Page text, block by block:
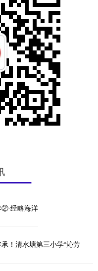
②·经略海洋
！清水塘第三小学“沁芳